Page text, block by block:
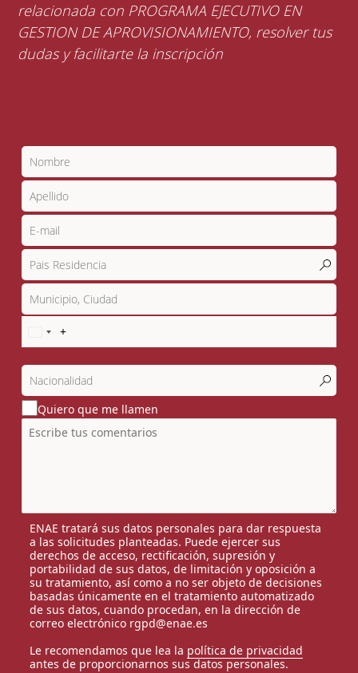
relacionada con PROGRAMA EJECUTIVO EN
GESTION DE APROVISIONAMIENTO, resolver tus
dudas y facilitarte la inscripción
Quiero que me llamen
ENAE tratará sus datos personales para dar respuesta
a las solicitudes planteadas. Puede ejercer sus
derechos de acceso, rectificación, supresión y
portabilidad de sus datos, de limitación y oposición a
su tratamiento, así como a no ser objeto de decisiones
basadas únicamente en el tratamiento automatizado
de sus datos, cuando procedan, en la dirección de
correo electrónico rgpd@enae.es
Le recomendamos que lea la política de privacidad
antes de proporcionarnos sus datos personales.